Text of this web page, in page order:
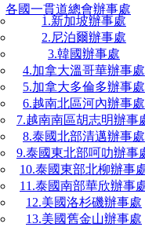
各國一貫道總會辦事處
1.新加坡辦事處
2.尼泊爾辦事處
3.韓國辦事處
4.加拿大溫哥華辦事處
5.加拿大多倫多辦事處
6.越南北區河內辦事處
7.越南南區胡志明辦事
8.泰國北部清邁辦事處
9.泰國東北部呵叻辦事
10.泰國東部北柳辦事
11.泰國南部華欣辦事
12.美國洛杉磯辦事處
13.美國舊金山辦事處